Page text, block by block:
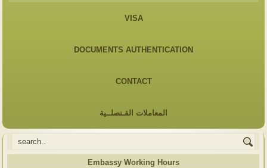
VISA
DOCUMENTS AUTHENTICATION
CONTACT
المعاملات القـنصلــية
Embassy Working Hours